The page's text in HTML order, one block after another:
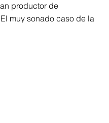
productor de
muy sonado caso de la